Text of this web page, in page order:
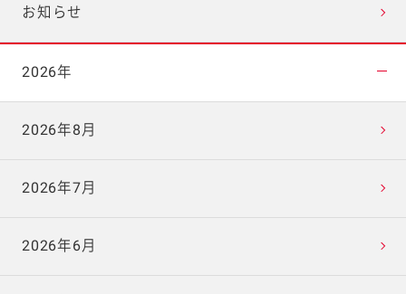
お知らせ
2026年
2026年8月
2026年7月
2026年6月